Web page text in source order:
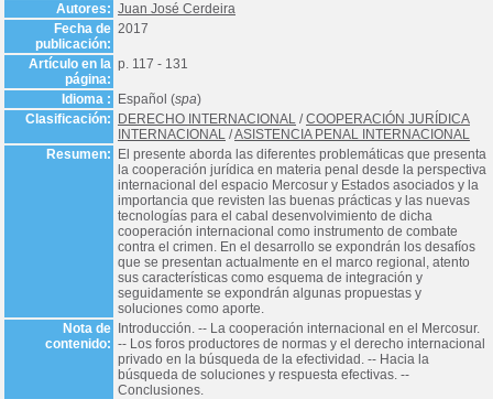
Autores: Juan José Cerdeira
Fecha de
publicación:
2017
Artículo en la
página:
p. 117 - 131
Idioma : Español (spa)
Clasificación:
DERECHO INTERNACIONAL /COOPERACIÓN JURÍDICA
INTERNACIONAL /ASISTENCIA PENAL INTERNACIONAL
Resumen:
El presente aborda las diferentes problemáticas que presenta
la cooperación jurídica en materia penal desde la perspectiva
internacional del espacio Mercosur y Estados asociados y la
importancia que revisten las buenas prácticas y las nuevas
tecnologías para el cabal desenvolvimiento de dicha
cooperación internacional como instrumento de combate
contra el crimen. En el desarrollo se expondrán los desafíos
que se presentan actualmente en el marco regional, atento
sus características como esquema de integración y
seguidamente se expondrán algunas propuestas y
soluciones como aporte.
Nota de
contenido:
Introducción. -- La cooperación internacional en el Mercosur.
-- Los foros productores de normas y el derecho internacional
privado en la búsqueda de la efectividad. -- Hacia la
búsqueda de soluciones y respuesta efectivas. --
Conclusiones.